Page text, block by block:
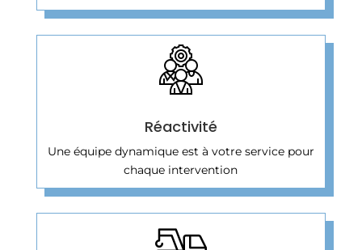
Réactivité
Une équipe dynamique est à votre service pour
chaque intervention